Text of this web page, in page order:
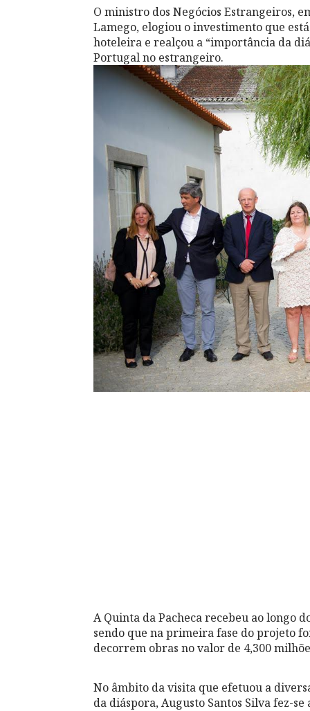
O ministro dos Negócios Estrangeiros,
Lamego, elogiou o investimento que
hoteleira e realçou a “importância da
Portugal no estrangeiro.
A Quinta da Pacheca recebeu ao longo
sendo que na primeira fase do projeto
decorrem obras no valor de 4,300
No âmbito da visita que efetuou a
da diáspora, Augusto Santos Silva fez-